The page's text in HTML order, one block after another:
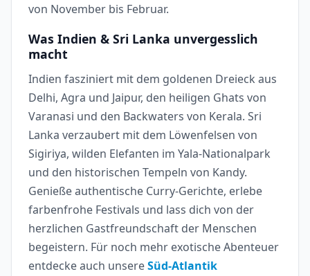
von November bis Februar.
Was Indien & Sri Lanka unvergesslich
macht
Indien fasziniert mit dem goldenen Dreieck aus
Delhi, Agra und Jaipur, den heiligen Ghats von
Varanasi und den Backwaters von Kerala. Sri
Lanka verzaubert mit dem Löwenfelsen von
Sigiriya, wilden Elefanten im Yala-Nationalpark
und den historischen Tempeln von Kandy.
Genieße authentische Curry-Gerichte, erlebe
farbenfrohe Festivals und lass dich von der
herzlichen Gastfreundschaft der Menschen
begeistern. Für noch mehr exotische Abenteuer
entdecke auch unsereSüd-Atlantik